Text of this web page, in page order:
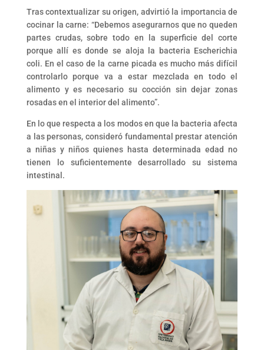
Tras contextualizar su origen, advirtió la importancia de
cocinar la carne: “Debemos asegurarnos que no queden
partes crudas, sobre todo en la superficie del corte
porque allí es donde se aloja la bacteria Escherichia
coli. En el caso de la carne picada es mucho más difícil
controlarlo porque va a estar mezclada en todo el
alimento y es necesario su cocción sin dejar zonas
rosadas en el interior del alimento”.
En lo que respecta a los modos en que la bacteria afecta
a las personas, consideró fundamental prestar atención
a niñas y niños quienes hasta determinada edad no
tienen lo suficientemente desarrollado su sistema
intestinal.